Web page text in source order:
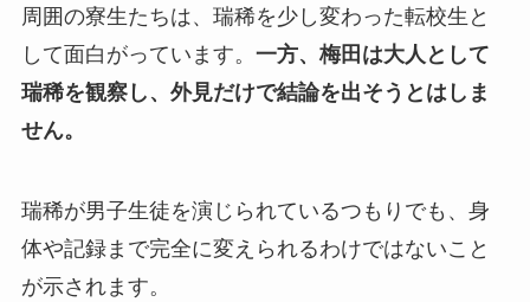
周囲の寮生たちは、瑞稀を少し変わった転校生と
して面白がっています。 一方、梅田は大人として
瑞稀を観察し、外見だけで結論を出そうとはしま
せん。
瑞稀が男子生徒を演じられているつもりでも、身
体や記録まで完全に変えられるわけではないこと
が示されます。